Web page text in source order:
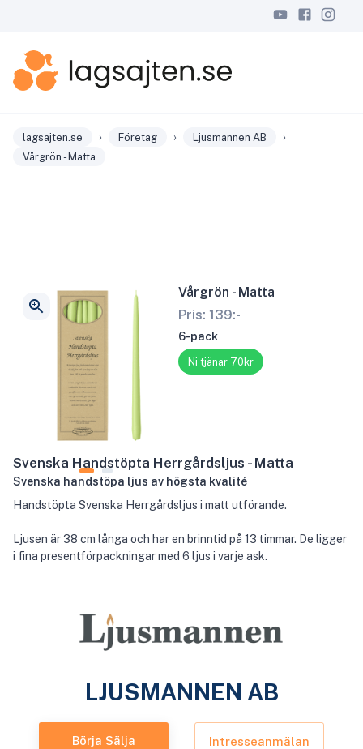
lagsajten.se › Företag › Ljusmannen AB ›
Vårgrön - Matta
Vårgrön - Matta
Pris: 139:-
6-pack
Ni tjänar 70kr
Svenska Handstöpta Herrgårdsljus - Matta
Svenska handstöpa ljus av högsta kvalité
Handstöpta Svenska Herrgårdsljus i matt utförande.
Ljusen är 38 cm långa och har en brinntid på 13 timmar. De ligger
i fina presentförpackningar med 6 ljus i varje ask.
LJUSMANNEN AB
Börja Sälja Intresseanmälan